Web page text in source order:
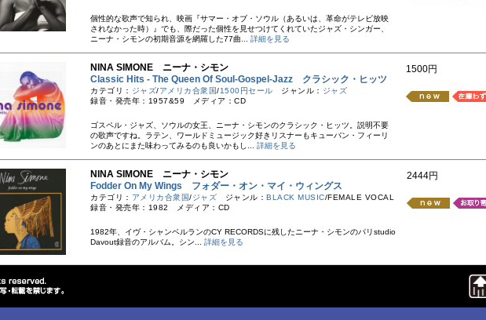
個性的な歌声で知られ、映画『サマー・オブ・ソウル（あるいは、革命がテレビ放映
されなかった時）』でも、際だった個性を見せつけてくれていたジャズ・シンガー、
ニーナ・シモンの初期音源を網羅した77曲... 詳細を見る
NINA SIMONE ニーナ・シモン
Classic Hits - The Queen Of Soul-Gospel-Jazz クラシック・ヒッツ
カテゴリ： ジャズ/アメリカ合衆国/1500円セール ジャンル： ジャズ
録音・発売年：1957&59 メディア：CD
ゴスペル・ジャズ、ソウルの女王、ニーナ・シモンのクラシック・ヒッツ。説明不要
の歌声ですね。ラテン、ワールドミュージック好きリスナーもキューバン・フィーリ
ンのあとにまた味わってみるのも良いかもし... 詳細を見る
1500円
NINA SIMONE ニーナ・シモン
Fodder On My Wings フォダー・オン・マイ・ウィングス
カテゴリ： アメリカ合衆国/ジャズ ジャンル： BLACK MUSIC/FEMALE VOCAL
録音・発売年：1982 メディア：CD
1982年、イヴ・シャンベルランのCY RECORDSに残したニーナ・シモンのパリstudio
Davout録音のアルバム。シン... 詳細を見る
2444円